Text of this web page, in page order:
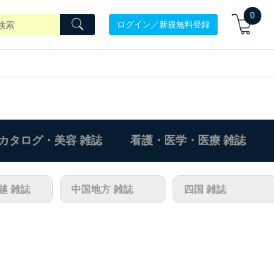
ログイン／新規無料登録
0
タログ・美容 雑誌 看護・医学・医療 雑誌
雑誌 中国地方 雑誌 四国 雑誌